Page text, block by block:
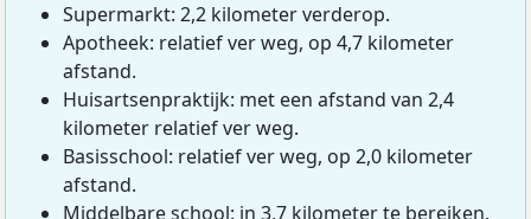
Supermarkt: 2,2 kilometer verderop.
Apotheek: relatief ver weg, op 4,7 kilometer
afstand.
Huisartsenpraktijk: met een afstand van 2,4
kilometer relatief ver weg.
Basisschool: relatief ver weg, op 2,0 kilometer
afstand.
Middelbare school: in 3,7 kilometer te bereiken.